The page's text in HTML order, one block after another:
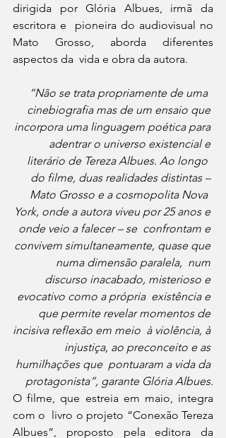
dirigida por Glória Albues, irmã da
escritora e  pioneira do audiovisual no
Mato Grosso, aborda diferentes
aspectos da  vida e obra da autora.
“Não se trata propriamente de uma
cinebiografia mas de um ensaio que
incorpora uma linguagem poética para
adentrar o universo existencial e
literário de Tereza Albues. Ao longo
do filme, duas realidades distintas –
Mato Grosso e a cosmopolita Nova
York, onde a autora viveu por 25 anos e
onde veio a falecer – se  confrontam e
convivem simultaneamente, quase que
numa dimensão paralela,  num
discurso inacabado, misterioso e
evocativo como a própria  existência e
que permite revelar momentos de
incisiva reflexão em meio  à violência, à
injustiça, ao preconceito e as
humilhações que  pontuaram a vida da
protagonista”, garante Glória Albues.
O filme, que estreia em maio, integra
com o  livro o projeto “Conexão Tereza
Albues”, proposto pela editora da